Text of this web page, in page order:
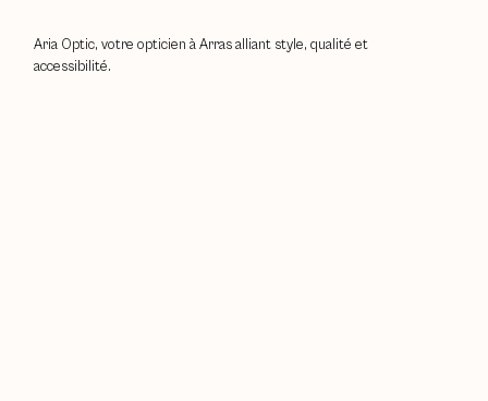
Aria Optic, votre opticien à Arras alliant style, qualité et
accessibilité.